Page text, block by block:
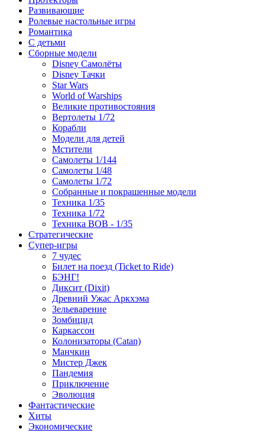
Развивающие
Ролевые настольные игры
Романтика
С детьми
Сборные модели
Disney Самолёты
Disney Тачки
Star Wars
World of Warships
Великие противостояния
Вертолеты 1/72
Корабли
Модели для детей
Мстители
Самолеты 1/144
Самолеты 1/48
Самолеты 1/72
Собранные и покрашенные модели
Техника 1/35
Техника 1/72
Техника ВОВ - 1/35
Стратегические
Супер-игры
7 чудес
Билет на поезд (Ticket to Ride)
БЭНГ!
Диксит (Dixit)
Древний Ужас Аркхэма
Зельеварение
Зомбицид
Каркассон
Колонизаторы (Catan)
Манчкин
Мистер Джек
Пандемия
Приключение
Эволюция
Фантастические
Хиты
Экономические